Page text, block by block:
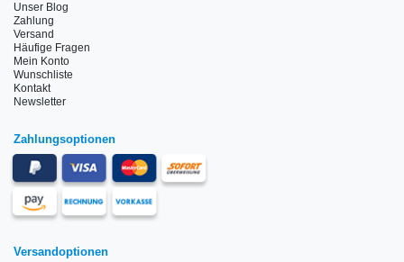
Unser Blog
Zahlung
Versand
Häufige Fragen
Mein Konto
Wunschliste
Kontakt
Newsletter
Zahlungsoptionen
Versandoptionen